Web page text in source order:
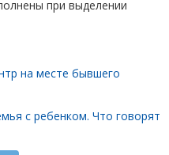
при выделении
на месте бывшего
с ребенком. Что говорят